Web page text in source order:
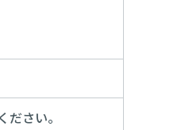
さい。